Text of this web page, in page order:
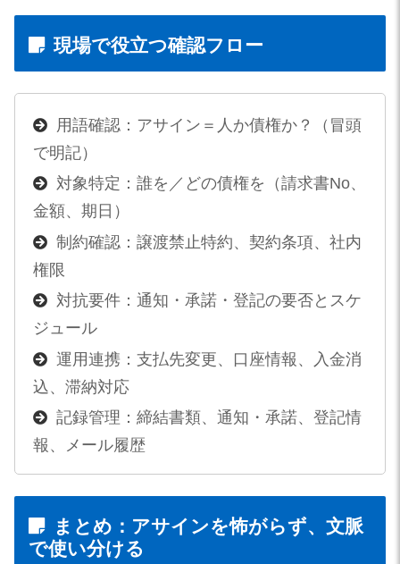
現場で役立つ確認フロー
用語確認：アサイン＝人か債権か？（冒頭
で明記）
対象特定：誰を／どの債権を（請求書No、
金額、期日）
制約確認：譲渡禁止特約、契約条項、社内
権限
対抗要件：通知・承諾・登記の要否とスケ
ジュール
運用連携：支払先変更、口座情報、入金消
込、滞納対応
記録管理：締結書類、通知・承諾、登記情
報、メール履歴
まとめ：アサインを怖がらず、文脈
で使い分ける